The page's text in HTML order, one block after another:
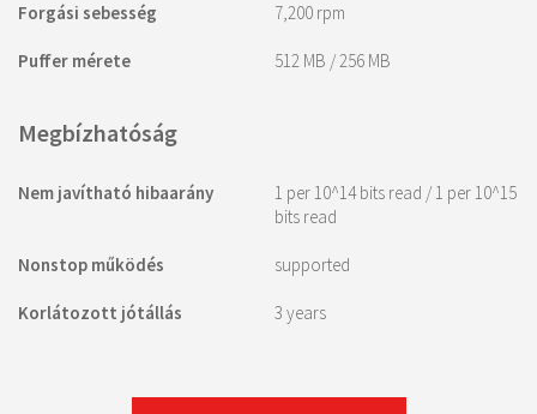
Forgási sebesség 7,200 rpm
Puffer mérete 512 MB / 256 MB
Megbízhatóság
Nem javítható hibaarány
1 per 10^14 bits read / 1 per 10^15
bits read
Nonstop működés supported
Korlátozott jótállás 3 years